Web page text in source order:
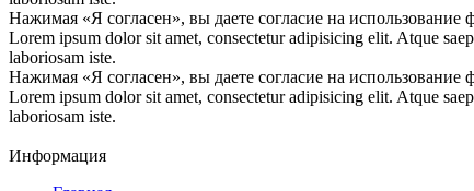
Нажимая «Я согласен», вы даете согласие на использование
Lorem ipsum dolor sit amet, consectetur adipisicing elit. Atque
laboriosam iste.
Нажимая «Я согласен», вы даете согласие на использование
Lorem ipsum dolor sit amet, consectetur adipisicing elit. Atque
laboriosam iste.
Информация